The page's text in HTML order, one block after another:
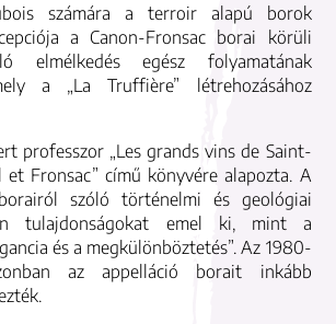
számára a terroir alapú borok
a Canon-Fronsac borai körüli
elmélkedés egész folyamatának
a „La Truffière” létrehozásához
professzor „Les grands vins de Saint-
et Fronsac” című könyvére alapozta. A
szóló történelmi és geológiai
tulajdonságokat emel ki, mint a
és a megkülönböztetés”. Az 1980-
az appelláció borait inkább